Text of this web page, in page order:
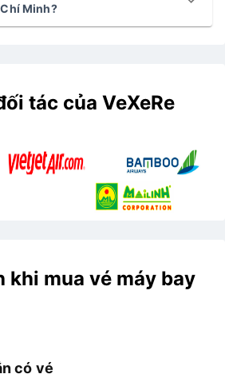
Minh?
tác của VeXeRe
khi mua vé máy bay
có vé